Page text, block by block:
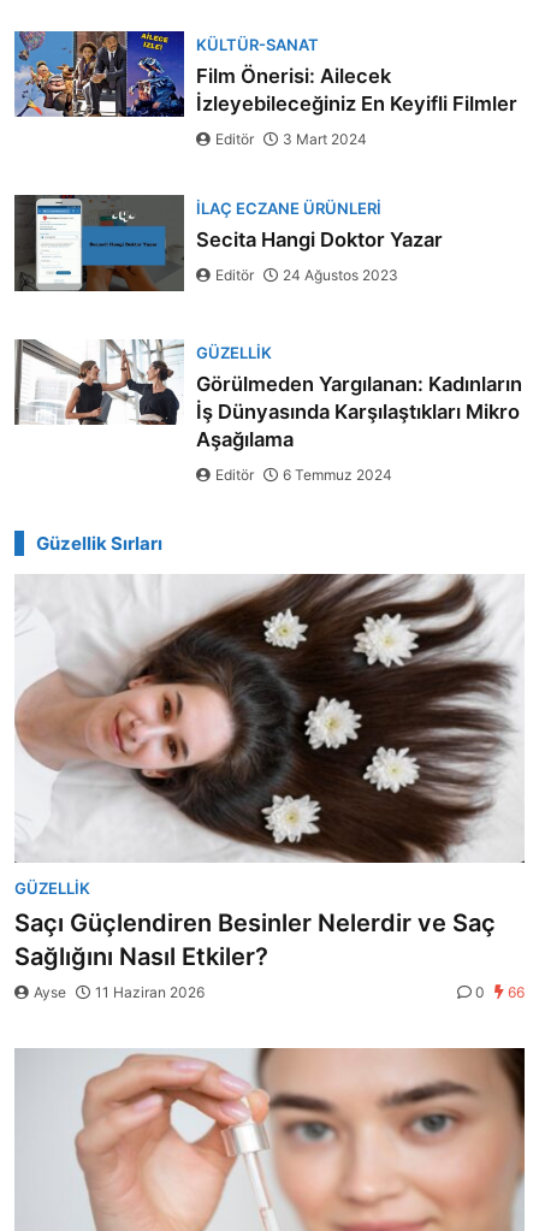
KÜLTÜR-SANAT
Film Önerisi: Ailecek
İzleyebileceğiniz En Keyifli Filmler
Editör 3 Mart 2024
İLAÇ ECZANE ÜRÜNLERI
Secita Hangi Doktor Yazar
Editör 24 Ağustos 2023
GÜZELLIK
Görülmeden Yargılanan: Kadınların
İş Dünyasında Karşılaştıkları Mikro
Aşağılama
Editör 6 Temmuz 2024
Güzellik Sırları
GÜZELLIK
Saçı Güçlendiren Besinler Nelerdir ve Saç
Sağlığını Nasıl Etkiler?
Ayse 11 Haziran 2026 0 66